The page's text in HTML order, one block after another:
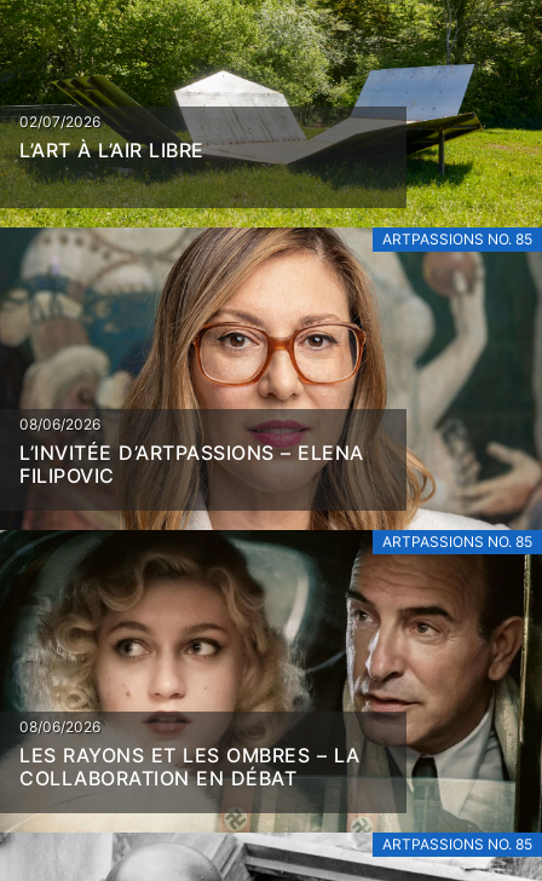
02/07/2026
L’ART À L’AIR LIBRE
ARTPASSIONS NO. 85
08/06/2026
L’INVITÉE D’ARTPASSIONS – ELENA
FILIPOVIC
ARTPASSIONS NO. 85
08/06/2026
LES RAYONS ET LES OMBRES – LA
COLLABORATION EN DÉBAT
ARTPASSIONS NO. 85